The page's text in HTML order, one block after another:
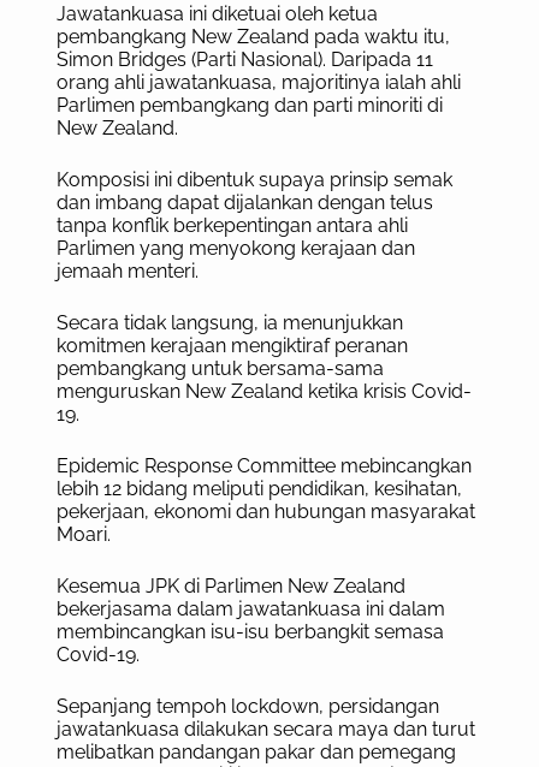
Jawatankuasa ini diketuai oleh ketua
pembangkang New Zealand pada waktu itu,
Simon Bridges (Parti Nasional). Daripada 11
orang ahli jawatankuasa, majoritinya ialah ahli
Parlimen pembangkang dan parti minoriti di
New Zealand.
Komposisi ini dibentuk supaya prinsip semak
dan imbang dapat dijalankan dengan telus
tanpa konflik berkepentingan antara ahli
Parlimen yang menyokong kerajaan dan
jemaah menteri.
Secara tidak langsung, ia menunjukkan
komitmen kerajaan mengiktiraf peranan
pembangkang untuk bersama-sama
menguruskan New Zealand ketika krisis Covid-
19.
Epidemic Response Committee mebincangkan
lebih 12 bidang meliputi pendidikan, kesihatan,
pekerjaan, ekonomi dan hubungan masyarakat
Moari.
Kesemua JPK di Parlimen New Zealand
bekerjasama dalam jawatankuasa ini dalam
membincangkan isu-isu berbangkit semasa
Covid-19.
Sepanjang tempoh lockdown, persidangan
jawatankuasa dilakukan secara maya dan turut
melibatkan pandangan pakar dan pemegang